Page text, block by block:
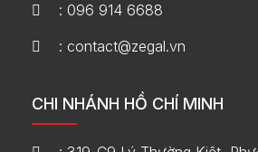
: 096 914 6688
: contact@zegal.vn
CHI NHÁNH HỒ CHÍ MINH